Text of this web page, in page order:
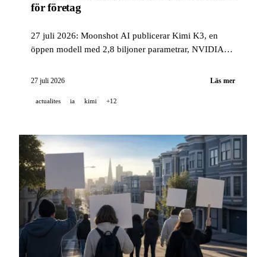
för företag
27 juli 2026: Moonshot AI publicerar Kimi K3, en
öppen modell med 2,8 biljoner parametrar, NVIDIA
system med fler än 30 partners, och Perplexity
27 juli 2026 Läs mer
actualites ia kimi +12